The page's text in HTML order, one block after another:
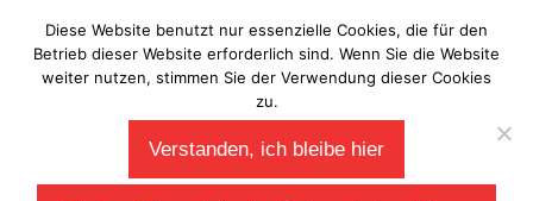
Inhalt
springen
Laberladen
Diese Website benutzt nur essenzielle Cookies, die für den
Betrieb dieser Website erforderlich sind. Wenn Sie die Website
weiter nutzen, stimmen Sie der Verwendung dieser Cookies
zu.
Verstanden, ich bleibe hier